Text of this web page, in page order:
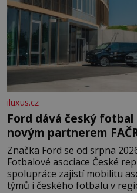
iluxus.cz
Ford dává český
novým partnerem
Značka Ford se od srpna
Fotbalové asociace České
spolupráce zajistí mobilitu
týmů i českého fotbalu v